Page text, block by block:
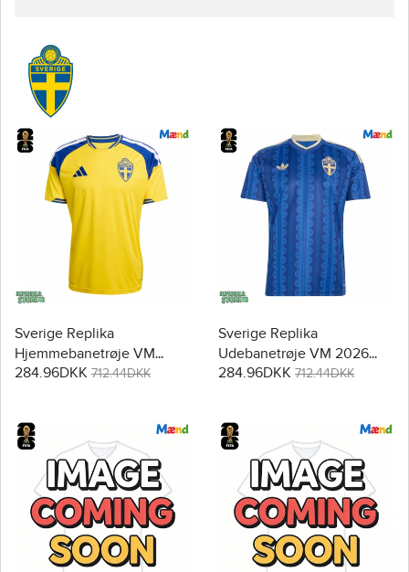
Sverige Replika
Hjemmebanetrøje VM
2026 Kortærmet
284.96DKK 712.44DKK
Sverige Replika
Udebanetrøje VM 2026
Kortærmet
284.96DKK 712.44DKK